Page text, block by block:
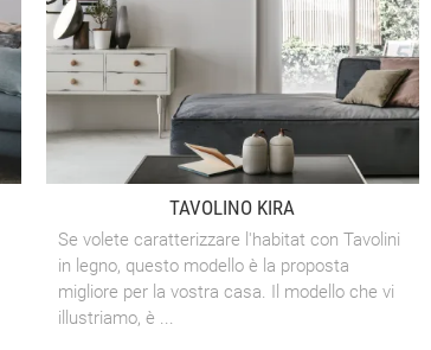
TAVOLINO KIRA
Se volete caratterizzare l'habitat con Tavolini
in legno, questo modello è la proposta
migliore per la vostra casa. Il modello che vi
illustriamo, è ...